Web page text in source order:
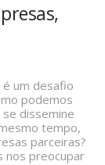
um desafio
podemos
dissemine
tempo,
parceiras?
nos preocupar